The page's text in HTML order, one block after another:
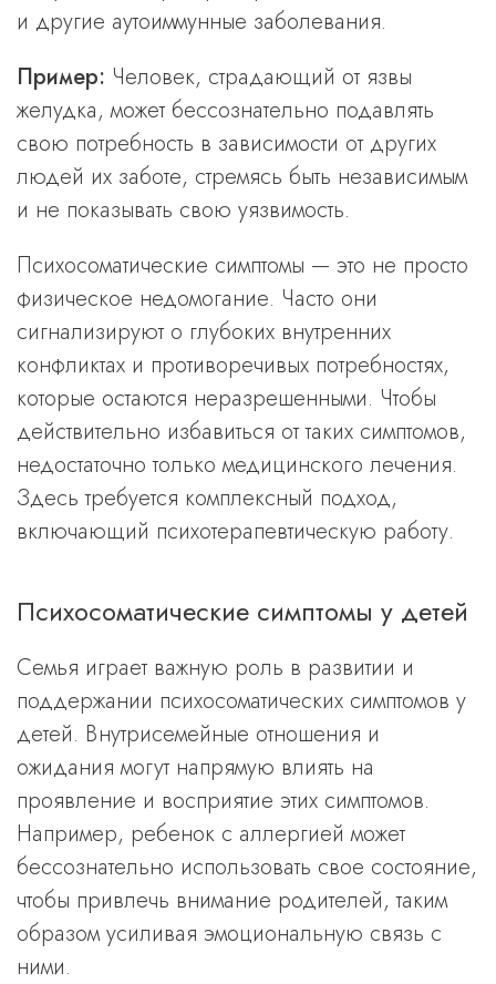
и другие аутоиммунные заболевания.
Пример: Человек, страдающий от язвы
желудка, может бессознательно подавлять
свою потребность в зависимости от других
людей их заботе, стремясь быть независимым
и не показывать свою уязвимость.
Психосоматические симптомы — это не просто
физическое недомогание. Часто они
сигнализируют о глубоких внутренних
конфликтах и противоречивых потребностях,
которые остаются неразрешенными. Чтобы
действительно избавиться от таких симптомов,
недостаточно только медицинского лечения.
Здесь требуется комплексный подход,
включающий психотерапевтическую работу.
Психосоматические симптомы у детей
Семья играет важную роль в развитии и
поддержании психосоматических симптомов у
детей. Внутрисемейные отношения и
ожидания могут напрямую влиять на
проявление и восприятие этих симптомов.
Например, ребенок с аллергией может
бессознательно использовать свое состояние,
чтобы привлечь внимание родителей, таким
образом усиливая эмоциональную связь с
ними.